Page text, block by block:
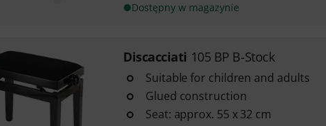
Dostępny w magazynie
Discacciati 105 BP B-Stock
Suitable for children and adults
Glued construction
Seat: approx. 55 x 32 cm